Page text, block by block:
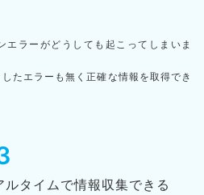
エラーがどうしても起こってしまいま
たエラーも無く正確な情報を取得でき
ルタイムで情報収集できる